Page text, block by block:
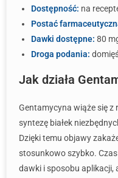
Dostępność: na
Postać
Dawki dostępne: 80
Droga podania:
Jak działa
Gentamycyna wiąże się z
syntezę białek
Dzięki temu objawy
stosunkowo szybko.
dawki i sposobu aplikacji,